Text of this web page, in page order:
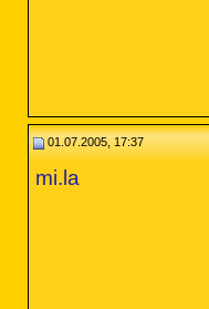
01.07.2005, 17:37
mi.la